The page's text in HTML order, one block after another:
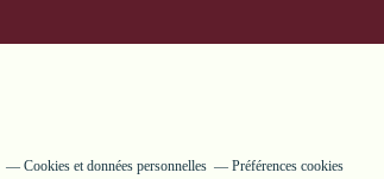
Cookies et données personnelles Préférences cookies